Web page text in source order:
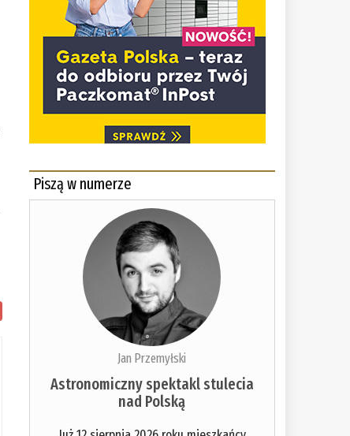
Piszą w numerze
Jan Przemyłski
Astronomiczny spektakl stulecia
nad Polską